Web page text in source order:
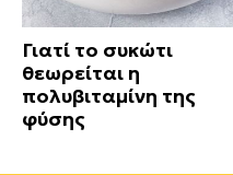
Γιατί το συκώτι
θεωρείται η
πολυβιταμίνη της
φύσης